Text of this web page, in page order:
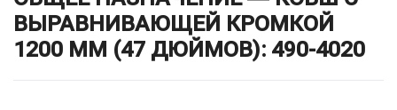
ВЫРАВНИВАЮЩЕЙ КРОМКОЙ
1200 ММ (47 ДЮЙМОВ): 490-4020